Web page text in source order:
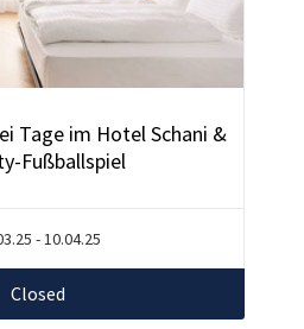
Tage im Hotel Schani &
Fußballspiel
- 10.04.25
Closed